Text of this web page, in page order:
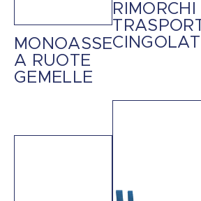
MONOASSE
A RUOTE
GEMELLE
RIMORCHI
CINGOLATI